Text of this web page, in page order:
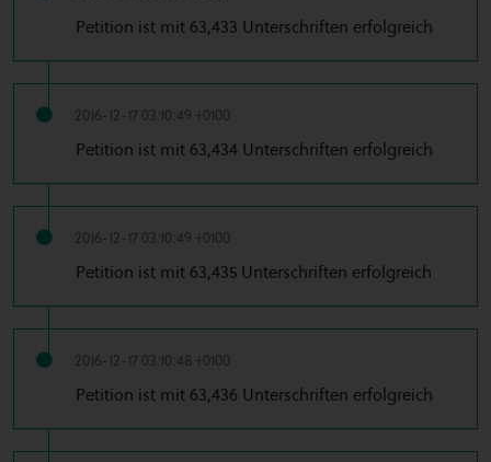
Petition ist mit 63,433 Unterschriften erfolgreich
2016-12-17 03:10:49 +0100
Petition ist mit 63,434 Unterschriften erfolgreich
2016-12-17 03:10:49 +0100
Petition ist mit 63,435 Unterschriften erfolgreich
2016-12-17 03:10:48 +0100
Petition ist mit 63,436 Unterschriften erfolgreich